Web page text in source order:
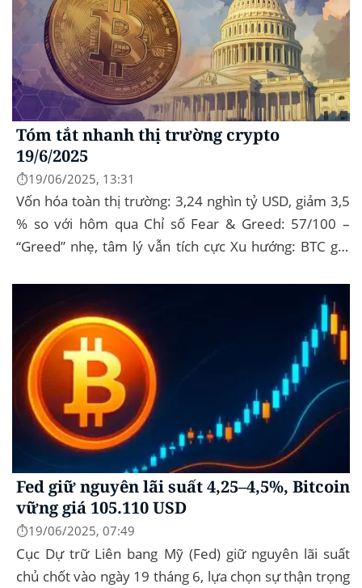
Tóm tắt nhanh thị trường crypto
19/6/2025
⏱️19/06/2025, 13:31
Vốn hóa toàn thị trường: 3,24 nghìn tỷ USD, giảm 3,5
% so với hôm qua Chỉ số Fear & Greed: 57/100 –
“Greed” nhẹ, tâm lý vẫn tích cực Xu hướng: BTC giữ
Fed giữ nguyên lãi suất 4,25–4,5%, Bitcoin
vững giá 105.110 USD
⏱️19/06/2025, 07:49
Cục Dự trữ Liên bang Mỹ (Fed) giữ nguyên lãi suất
chủ chốt vào ngày 19 tháng 6, lựa chọn sự thận trọng